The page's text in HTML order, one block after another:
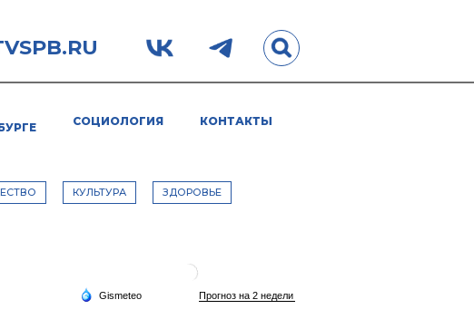
СОЦИОЛОГИЯ КОНТАКТЫ
КУЛЬТУРА ЗДОРОВЬЕ